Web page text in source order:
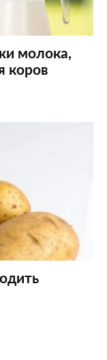
молока,
коров